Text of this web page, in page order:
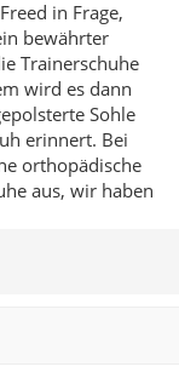
in Frage,
bewährter
Trainerschuhe
wird es dann
Sohle
erinnert. Bei
orthopädische
aus, wir haben